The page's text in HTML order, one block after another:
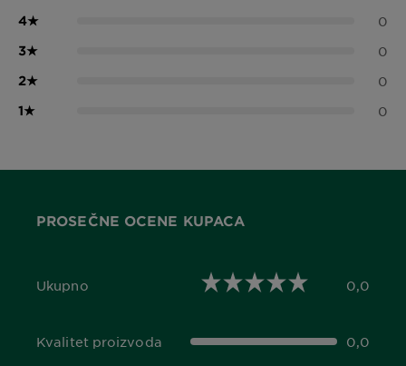
4★ 0
3★ 0
2★ 0
1★ 0
PROSEČNE OCENE KUPACA
Ukupno
0,0 out of 5 stars 0,0
Kvalitet proizvoda
0,0 out of 5 stars 0,0